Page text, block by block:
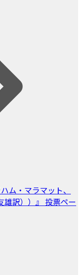
ム・マラマット、
雄訳））』 投票ペー